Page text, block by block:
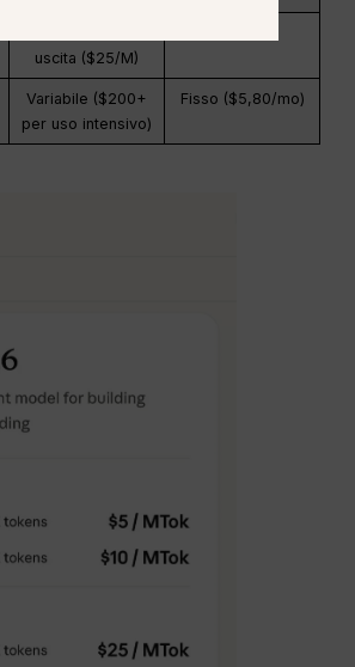
uscita ($25/M)
Variabile ($200+
per uso intensivo)
Fisso ($5,80/mo)